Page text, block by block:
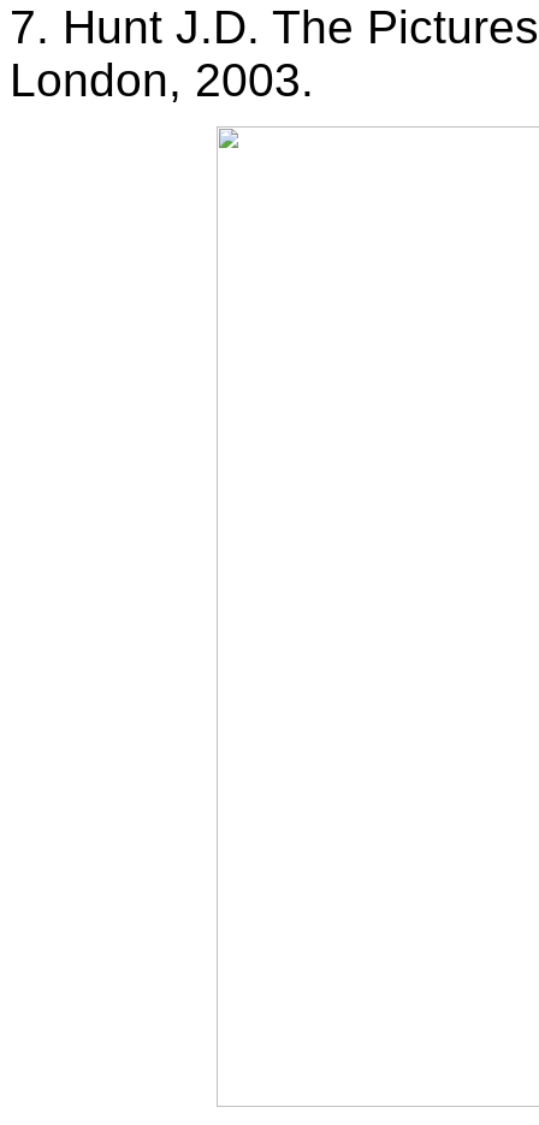
7. Hunt J.D. The
London, 2003.